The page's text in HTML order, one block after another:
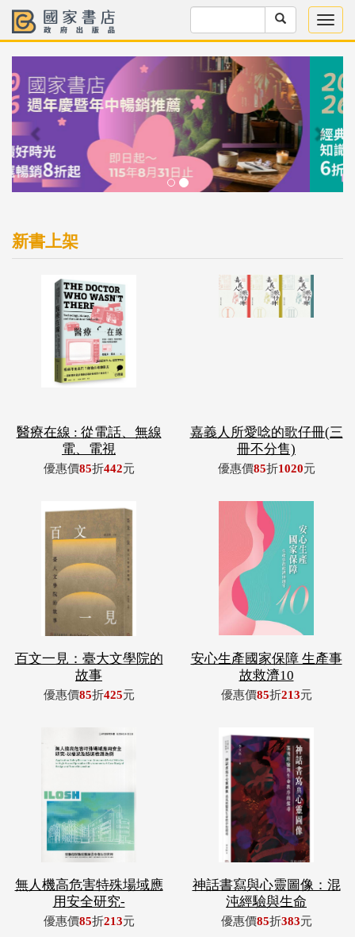
新書上架
醫療在線 : 從電話、無線
電、電視
優惠價85折442元
嘉義人所愛唸的歌仔冊(三
冊不分售)
優惠價85折1020元
百文一見：臺大文學院的
故事
優惠價85折425元
安心生產國家保障 生產事
故救濟10
優惠價85折213元
無人機高危害特殊場域應
用安全研究-
優惠價85折213元
神話書寫與心靈圖像：混
沌經驗與生命
優惠價85折383元